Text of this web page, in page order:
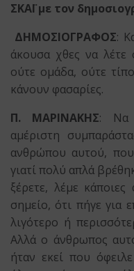
ΣΚΑΪ με τον
ΔΗΜΟΣΙΟΓΡΑΦΟΣ:
άκουσα χθες να λέτε
ούτε ομάδα, ούτε
κάνουν φασαρίες.
Π. ΜΑΡΙΝΑΚΗΣ: Να
αμέριστη
ανθρώπου αυτού,
γιατί πολύ απλά
ξέρετε, λέμε
σημείο, ότι πήγε για
λιγότερο ή
Αλλά ο άνθρωπος
ήταν εκεί που